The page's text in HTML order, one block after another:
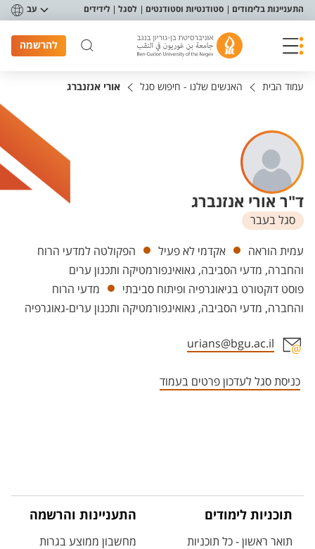
תפריט נגישות
התעניינות בלימודים סטודנטיות וסטודנטים לסגל לידידים עב
להרשמה
עמוד הבית האנשים שלנו - חיפוש סגל אורי אנזנברג
ד"ר אורי אנזנברג
סגל בעבר
יחידות
עמית הוראה אקדמי לא פעיל
הפקולטה למדעי הרוח
והחברה, מדעי הסביבה, גאואינפורמטיקה ותכנון ערים
פוסט דוקטורט בגיאוגרפיה ופיתוח סביבתי
מדעי הרוח
והחברה, מדעי הסביבה, גאואינפורמטיקה ותכנון ערים-גאוגרפיה
urians@bgu.ac.il
כניסת סגל לעדכון פרטים בעמוד
תוכניות לימודים
תואר ראשון - כל תוכניות
התעניינות והרשמה
מחשבון ממוצע בגרות